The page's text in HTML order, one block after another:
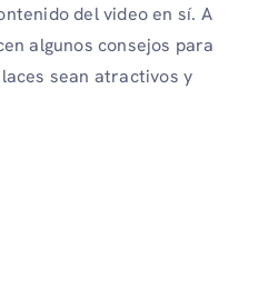
del video en sí. A
algunos consejos para
sean atractivos y